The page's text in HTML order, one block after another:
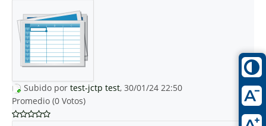
Subido por test-jctp test, 30/01/24 22:50
Promedio (0 Votos)